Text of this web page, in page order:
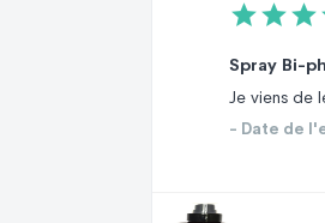
Spray Bi-
Je viens de
- Date de